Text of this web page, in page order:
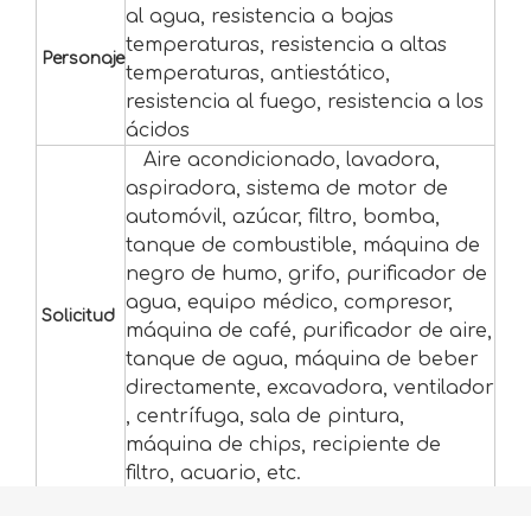
Personaje
al agua, resistencia a bajas
temperaturas, resistencia a altas
temperaturas, antiestático,
resistencia al fuego, resistencia a los
ácidos
Solicitud
Aire acondicionado, lavadora,
aspiradora, sistema de motor de
automóvil, azúcar, filtro, bomba,
tanque de combustible, máquina de
negro de humo, grifo, purificador de
agua, equipo médico, compresor,
máquina de café, purificador de aire,
tanque de agua, máquina de beber
directamente, excavadora, ventilador
, centrífuga, sala de pintura,
máquina de chips, recipiente de
filtro, acuario, etc.